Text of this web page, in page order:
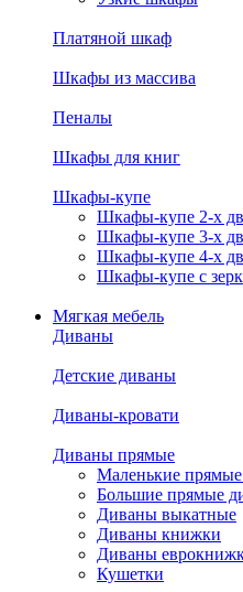
Платяной шкаф
Шкафы из массива
Пеналы
Шкафы для книг
Шкафы-купе
Шкафы-купе 2-х
Шкафы-купе 3-х
Шкафы-купе 4-х
Шкафы-купе с
Мягкая мебель
Диваны
Детские диваны
Диваны-кровати
Диваны прямые
Маленькие
Большие прямые
Диваны выкатные
Диваны книжки
Диваны
Кушетки